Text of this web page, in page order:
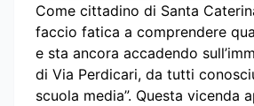
Come cittadino di Santa
faccio fatica a comprendere
e sta ancora accadendo
di Via Perdicari, da tutti
scuola media”. Questa vicenda